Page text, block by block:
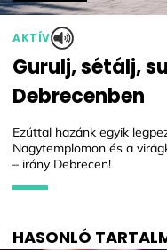
AKTÍV
Gurulj, sétálj,
Debrecenben
Ezúttal hazánk egyik
Nagytemplomon és a
– irány Debrecen!
HASONLÓ